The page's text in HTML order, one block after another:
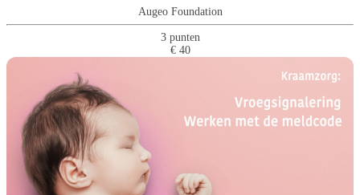
Augeo Foundation
3 punten
€ 40